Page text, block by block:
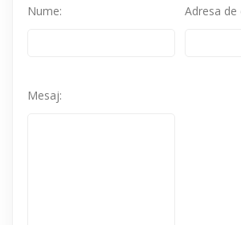
Nume: Adresa de
Mesaj: